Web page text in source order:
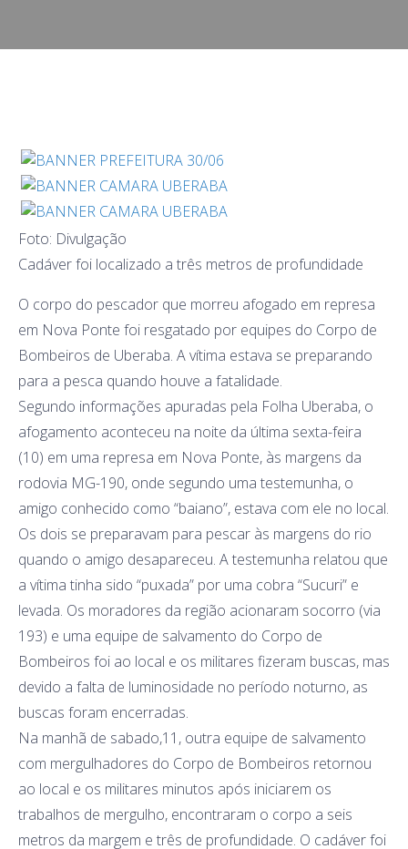
Foto: Divulgação
Cadáver foi localizado a três metros de profundidade
O corpo do pescador que morreu afogado em represa
em Nova Ponte foi resgatado por equipes do Corpo de
Bombeiros de Uberaba. A vítima estava se preparando
para a pesca quando houve a fatalidade.
Segundo informações apuradas pela Folha Uberaba, o
afogamento aconteceu na noite da última sexta-feira
(10) em uma represa em Nova Ponte, às margens da
rodovia MG-190, onde segundo uma testemunha, o
amigo conhecido como “baiano”, estava com ele no local.
Os dois se preparavam para pescar às margens do rio
quando o amigo desapareceu. A testemunha relatou que
a vítima tinha sido “puxada” por uma cobra “Sucuri” e
levada. Os moradores da região acionaram socorro (via
193) e uma equipe de salvamento do Corpo de
Bombeiros foi ao local e os militares fizeram buscas, mas
devido a falta de luminosidade no período noturno, as
buscas foram encerradas.
Na manhã de sabado,11, outra equipe de salvamento
com mergulhadores do Corpo de Bombeiros retornou
ao local e os militares minutos após iniciarem os
trabalhos de mergulho, encontraram o corpo a seis
metros da margem e três de profundidade. O cadáver foi